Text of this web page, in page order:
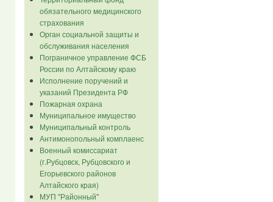
обязательного медицинского
страхования
Орган социальной защиты и
обслуживания населения
Пограничное управление ФСБ
России по Алтайскому краю
Исполнение поручений и
указаний Президента РФ
Пожарная охрана
Муниципальное имущество
Муниципальный контроль
Антимонопольный комплаенс
Военный комиссариат
(г.Рубцовск, Рубцовского и
Егорьевского районов
Алтайского края)
МУП "Районный"